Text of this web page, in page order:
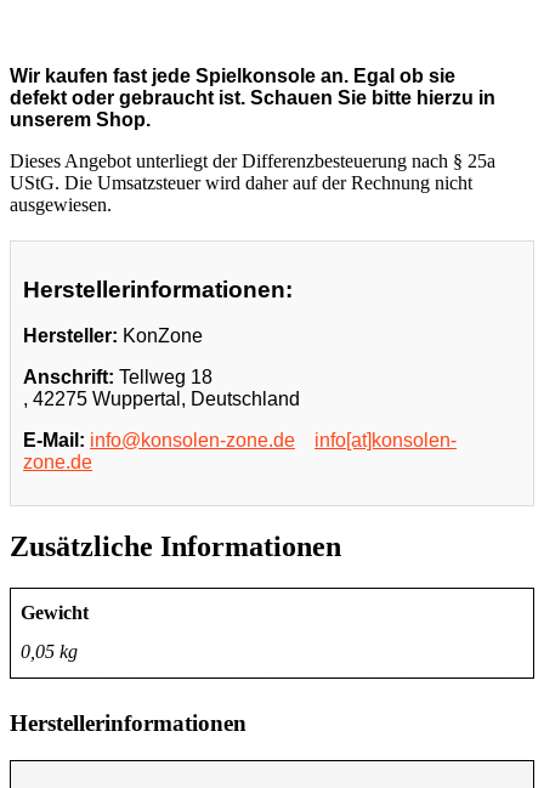
Wir kaufen fast jede Spielkonsole an. Egal ob sie
defekt oder gebraucht ist. Schauen Sie bitte hierzu in
unserem Shop.
Dieses Angebot unterliegt der Differenzbesteuerung nach § 25a
UStG. Die Umsatzsteuer wird daher auf der Rechnung nicht
ausgewiesen.
Herstellerinformationen:
Hersteller: KonZone
Anschrift: Tellweg 18
, 42275 Wuppertal, Deutschland
E-Mail: info@konsolen-zone.de
info[at]konsolen-
zone.de
Zusätzliche Informationen
Gewicht
0,05 kg
Herstellerinformationen